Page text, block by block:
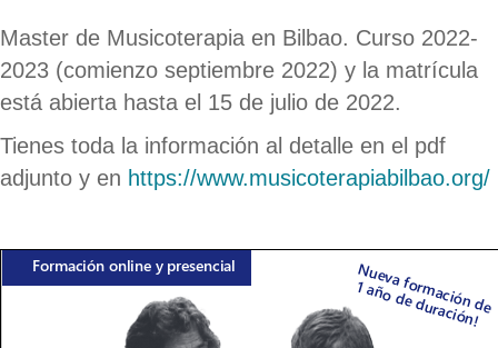
Master de Musicoterapia en Bilbao. Curso 2022-
2023 (comienzo septiembre 2022) y la matrícula
está abierta hasta el 15 de julio de 2022.
Tienes toda la información al detalle en el pdf
adjunto y en https://www.musicoterapiabilbao.org/